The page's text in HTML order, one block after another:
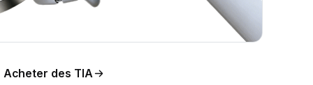
Acheter des TIA